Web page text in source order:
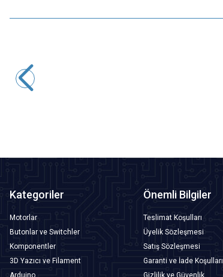
Kategoriler
Motorlar
Butonlar ve Switchler
Komponentler
3D Yazıcı ve Filament
Arduino
Önemli Bilgiler
Teslimat Koşulları
Üyelik Sözleşmesi
Satış Sözleşmesi
Garanti ve İade Koşulları
Gizlilik ve Güvenlik